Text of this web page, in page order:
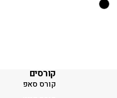
קורסים
קורס סאפ